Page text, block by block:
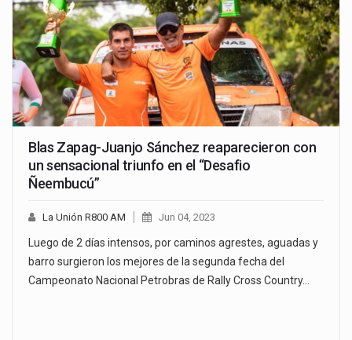
Blas Zapag-Juanjo Sánchez reaparecieron con
un sensacional triunfo en el “Desafio
Ñeembucú”
La Unión R800 AM Jun 04, 2023
Luego de 2 días intensos, por caminos agrestes, aguadas y
barro surgieron los mejores de la segunda fecha del
Campeonato Nacional Petrobras de Rally Cross Country…